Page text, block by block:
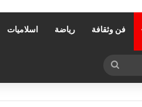
فن وثقافة رياضة اسلاميات
بحث
عن